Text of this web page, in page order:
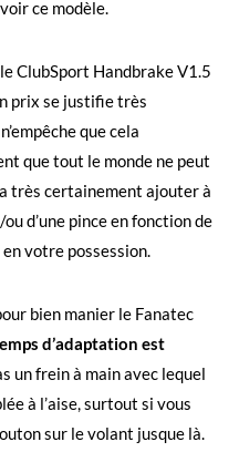
ce modèle.
ClubSport Handbrake V1.5
prix se justifie très
que cela
que tout le monde ne peut
très certainement ajouter à
d’une pince en fonction de
en votre possession.
bien manier le Fanatec
d’adaptation est
un frein à main avec lequel
à l’aise, surtout si vous
sur le volant jusque là.